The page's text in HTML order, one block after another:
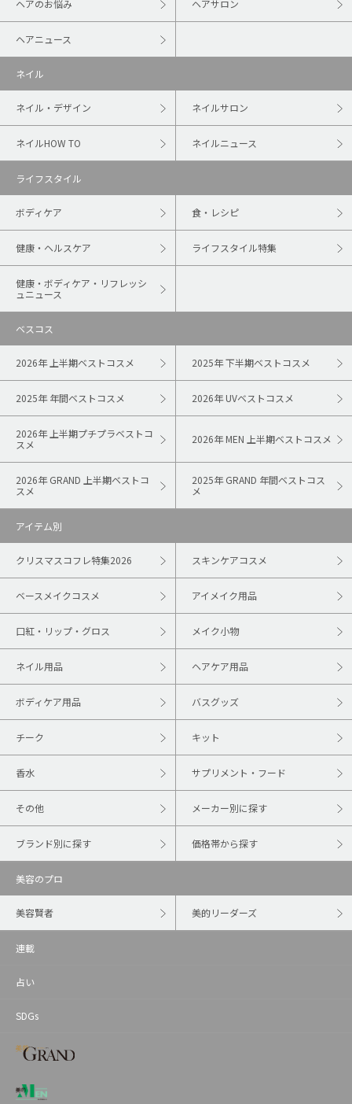
ヘアのお悩み ヘアサロン
ヘアニュース
ネイル
ネイル・デザイン ネイルサロン
ネイルHOW TO ネイルニュース
ライフスタイル
ボディケア 食・レシピ
健康・ヘルスケア ライフスタイル特集
健康・ボディケア・リフレッシ
ュニュース
ベスコス
2026年 上半期ベストコスメ 2025年 下半期ベストコスメ
2025年 年間ベストコスメ 2026年 UVベストコスメ
2026年 上半期プチプラベストコ
スメ
2026年 MEN 上半期ベストコスメ
2026年 GRAND 上半期ベストコ
スメ
2025年 GRAND 年間ベストコス
メ
アイテム別
クリスマスコフレ特集2026 スキンケアコスメ
ベースメイクコスメ アイメイク用品
口紅・リップ・グロス メイク小物
ネイル用品 ヘアケア用品
ボディケア用品 バスグッズ
チーク キット
香水 サプリメント・フード
その他 メーカー別に探す
ブランド別に探す 価格帯から探す
美容のプロ
美容賢者 美的リーダーズ
連載
占い
SDGs